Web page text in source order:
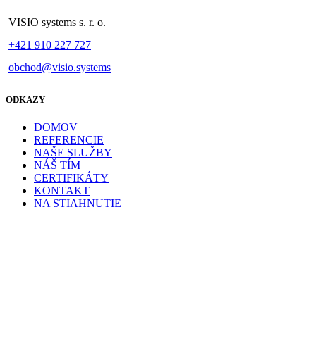
VISIO systems s. r. o.
+421 910 227 727
obchod@visio.systems
ODKAZY
DOMOV
REFERENCIE
NAŠE SLUŽBY
NÁŠ TÍM
CERTIFIKÁTY
KONTAKT
NA STIAHNUTIE